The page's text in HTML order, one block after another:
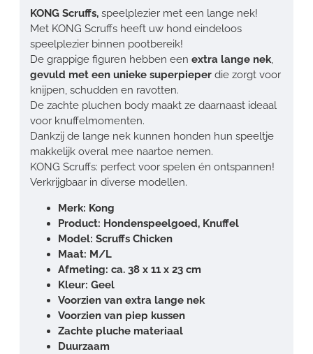
KONG Scruffs, speelplezier met een lange nek!
Met KONG Scruffs heeft uw hond eindeloos
speelplezier binnen pootbereik!
De grappige figuren hebben een extra lange nek,
gevuld met een unieke superpieper die zorgt voor
knijpen, schudden en ravotten.
De zachte pluchen body maakt ze daarnaast ideaal
voor knuffelmomenten.
Dankzij de lange nek kunnen honden hun speeltje
makkelijk overal mee naartoe nemen.
KONG Scruffs: perfect voor spelen én ontspannen!
Verkrijgbaar in diverse modellen.
Merk: Kong
Product: Hondenspeelgoed, Knuffel
Model: Scruffs Chicken
Maat: M/L
Afmeting: ca. 38 x 11 x 23 cm
Kleur: Geel
Voorzien van extra lange nek
Voorzien van piep kussen
Zachte pluche materiaal
Duurzaam